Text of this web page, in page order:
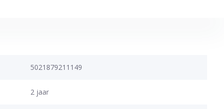
5021879211149
2 jaar